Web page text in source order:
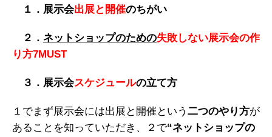
１．展示会出展と開催のちがい
２． ネットショップのための失敗しない展示会の作
り方7MUST
３．展示会スケジュールの立て方
１でまず展示会には出展と開催という 二つのやり方が
あることを知っていただき、２で“ネットショップの